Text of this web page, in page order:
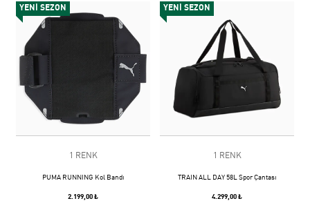
YENİ SEZON
1 RENK
PUMA RUNNING Kol Bandı
2.199,00 ₺
YENİ SEZON
1 RENK
TRAIN ALL DAY 58L Spor Çantası
4.299,00 ₺